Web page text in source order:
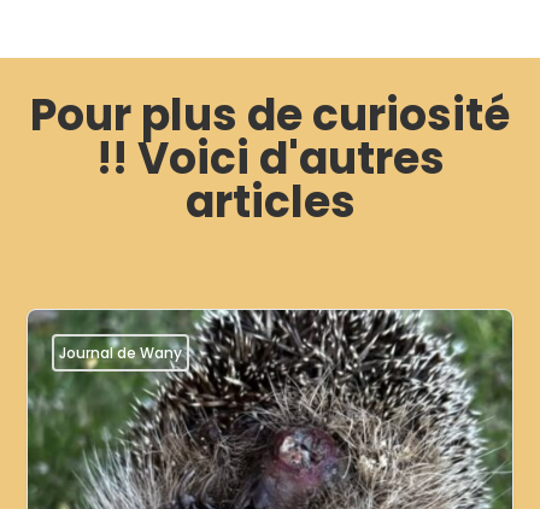
Pour plus de curiosité
!! Voici d'autres
articles
Journal de Wany